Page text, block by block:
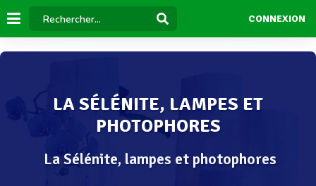
CONNEXION
LA SÉLÉNITE, LAMPES ET
PHOTOPHORES
La Sélénite, lampes et photophores